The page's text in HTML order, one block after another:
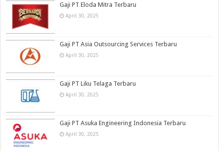
Gaji PT Eloda Mitra Terbaru
April 30, 2025
Gaji PT Asia Outsourcing Services Terbaru
April 30, 2025
Gaji PT Liku Telaga Terbaru
April 30, 2025
Gaji PT Asuka Engineering Indonesia Terbaru
April 30, 2025